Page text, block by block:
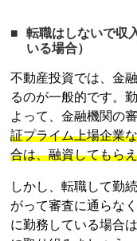
転職はしないで収
いる場合）
不動産投資では、金
るのが一般的です。
よって、金融機関の
証プライム上場企業
合は、融資してもら
しかし、転職して勤
がって審査に通らな
に勤務している場合